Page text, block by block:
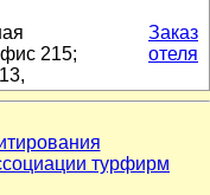
215;
Заказ
отеля